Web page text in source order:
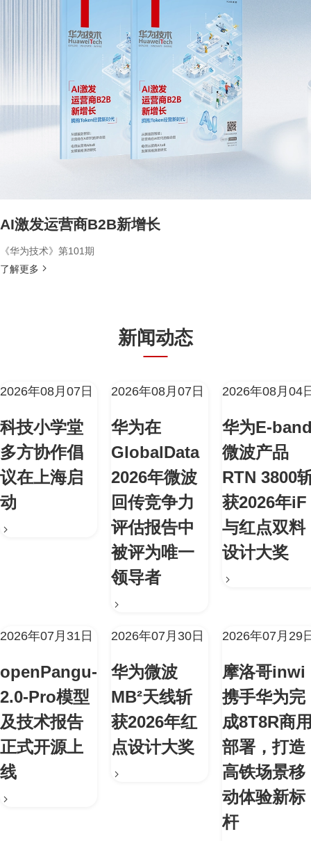
AI激发运营商B2B新增长
《华为技术》第101期
了解更多
新闻动态
2026年08月07日
科技小学堂
多方协作倡
议在上海启
动
2026年08月07日
华为在
GlobalData
2026年微波
回传竞争力
评估报告中
被评为唯一
领导者
2026年08月04
华为E-
微波产品
RTN 3800
获2026年iF
与红点双料
设计大奖
2026年07月31日
openPangu-
2.0-Pro模型
及技术报告
正式开源上
线
2026年07月30日
华为微波
MB²天线斩
获2026年红
点设计大奖
2026年07月29
摩洛哥inwi
携手华为完
成8T8R商
部署，打造
高铁场景移
动体验新标
杆